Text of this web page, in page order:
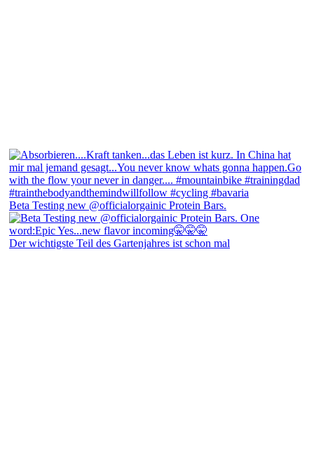
Beta Testing new @officialorgainic Protein Bars.
Der wichtigste Teil des Gartenjahres ist schon mal